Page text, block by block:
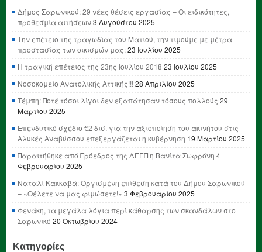
Δήμος Σαρωνικού: 29 νέες θέσεις εργασίας – Οι ειδικότητες,
προθεσμία αιτήσεων3 Αυγούστου 2025
Την επέτειο της τραγωδίας του Ματιού, την τιμούμε με μέτρα
προστασίας των οικισμών μας;23 Ιουλίου 2025
Η τραγική επέτειος της 23ης Ιουλίου 2018 23 Ιουλίου 2025
Νοσοκομείο Ανατολικής Αττικής!!! 28 Απριλίου 2025
Τέμπη: Ποτέ τόσοι λίγοι δεν εξαπάτησαν τόσους πολλούς 29
Μαρτίου 2025
Επενδυτικό σχέδιο €2 δισ. για την αξιοποίηση του ακινήτου στις
Αλυκές Αναβύσσου επεξεργάζεται η κυβέρνηση 19 Μαρτίου 2025
Παραιτήθηκε από Πρόεδρος της ΔΕΕΠ η Βανίτα Σωφρόνη 4
Φεβρουαρίου 2025
Ναταλί Κακκαβά: Οργισμένη επίθεση κατά του Δήμου Σαρωνικού
– «Θέλετε να μας φιμώσετε!» 3 Φεβρουαρίου 2025
Φενάκη, τα μεγάλα λόγια περί κάθαρσης των σκανδάλων στο
Σαρωνικό 20 Οκτωβρίου 2024
Κατηγορίες